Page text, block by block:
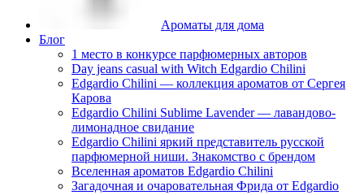
Ароматы для дома
Блог
1 место в конкурсе парфюмерных авторов
Day jeans casual with Witch Edgardio Chilini
Edgardio Chilini — коллекция ароматов от Сергея
Карова
Edgardio Chilini Sublime Lavender — лавандово-
лимонадное свидание
Edgardio Chilini яркий представитель русской
парфюмерной ниши. Знакомство с брендом
Вселенная ароматов Edgardio Chilini
Загадочная и очаровательная Фрида от Edgardio